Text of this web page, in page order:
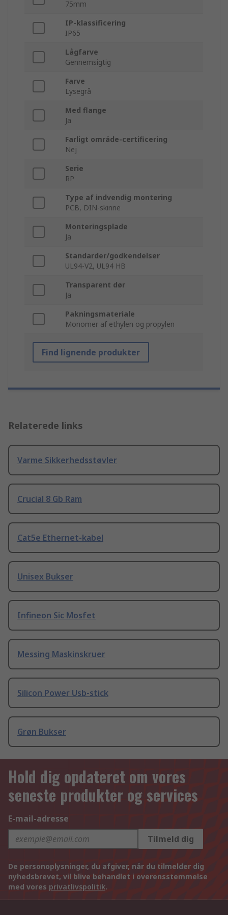
75mm
IP-klassificering
IP65
Lågfarve
Gennemsigtig
Farve
Lysegrå
Med flange
Ja
Farligt område-certificering
Nej
Serie
RP
Type af indvendig montering
PCB, DIN-skinne
Monteringsplade
Ja
Standarder/godkendelser
UL94-V2, UL94 HB
Transparent dør
Ja
Pakningsmateriale
Monomer af ethylen og propylen
Find lignende produkter
Relaterede links
Varme Sikkerhedsstøvler
Crucial 8 Gb Ram
Cat5e Ethernet-kabel
Unisex Bukser
Infineon Sic Mosfet
Messing Maskinskruer
Silicon Power Usb-stick
Grøn Bukser
Hold dig opdateret om vores
seneste produkter og services
E-mail-adresse
Tilmeld dig
De personoplysninger, du afgiver, når du tilmelder dig
nyhedsbrevet, vil blive behandlet i overensstemmelse
med vores privatlivspolitik.